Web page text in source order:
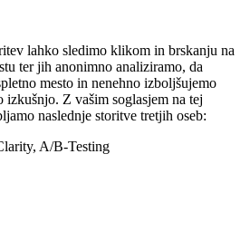
lahko sledimo klikom in brskanju na
ter jih anonimno analiziramo, da
mesto in nenehno izboljšujemo
izkušnjo. Z vašim soglasjem na tej
naslednje storitve tretjih oseb:
A/B-Testing